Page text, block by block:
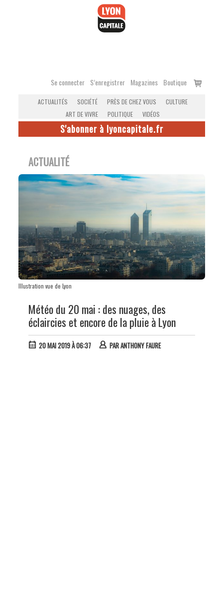
Se connecter S’enregistrer Magazines Boutique
Voir
ACTUALITÉS SOCIÉTÉ PRÈS DE CHEZ VOUS
CULTURE
ART DE VIVRE
POLITIQUE VIDÉOS
S'abonner à lyoncapitale.fr
ACTUALITÉ
Illustration vue de Lyon
Météo du 20 mai : des nuages, des
éclaircies et encore de la pluie à Lyon
20 MAI 2019 À 06:37 PARANTHONY FAURE